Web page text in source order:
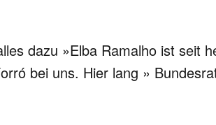
dazu »Elba Ramalho ist seit
bei uns. Hier lang »